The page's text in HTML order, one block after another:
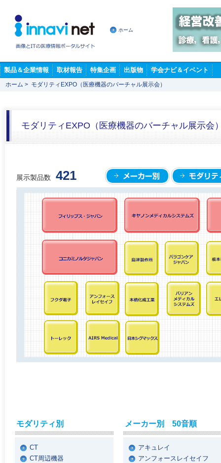
ホーム
製品＆企業情報 取材報告 特集企画 出版物 学会ナビ＆イベント
ホーム > モダリティEXPO（医療機器のバーチャル展示会）
モダリティEXPO（医療機器のバーチャル展示会
展示製品数 421
モダリティ別
CT
CT周辺機器
メーカー別 50音順
アキュレイ
アンフォースレイセイフ